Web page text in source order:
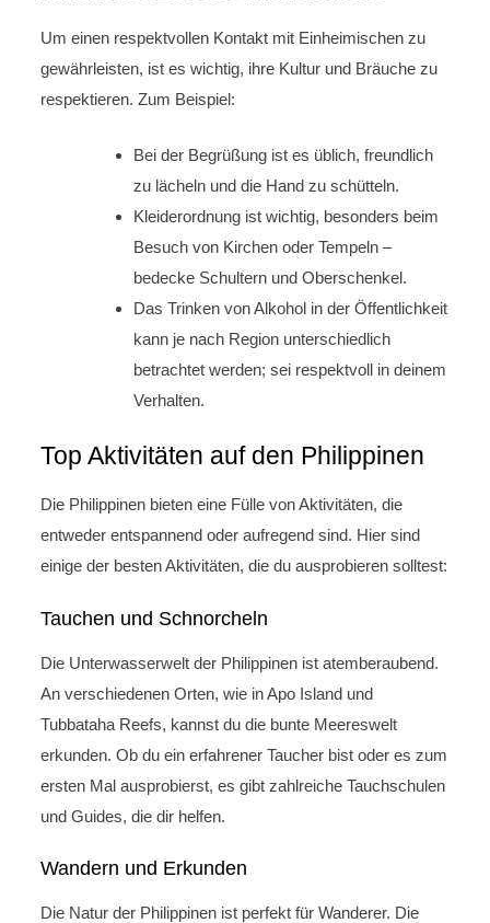
Um einen respektvollen Kontakt mit Einheimischen zu
gewährleisten, ist es wichtig, ihre Kultur und Bräuche zu
respektieren. Zum Beispiel:
Bei der Begrüßung ist es üblich, freundlich
zu lächeln und die Hand zu schütteln.
Kleiderordnung ist wichtig, besonders beim
Besuch von Kirchen oder Tempeln –
bedecke Schultern und Oberschenkel.
Das Trinken von Alkohol in der Öffentlichkeit
kann je nach Region unterschiedlich
betrachtet werden; sei respektvoll in deinem
Verhalten.
Top Aktivitäten auf den Philippinen
Die Philippinen bieten eine Fülle von Aktivitäten, die
entweder entspannend oder aufregend sind. Hier sind
einige der besten Aktivitäten, die du ausprobieren solltest:
Tauchen und Schnorcheln
Die Unterwasserwelt der Philippinen ist atemberaubend.
An verschiedenen Orten, wie in Apo Island und
Tubbataha Reefs, kannst du die bunte Meereswelt
erkunden. Ob du ein erfahrener Taucher bist oder es zum
ersten Mal ausprobierst, es gibt zahlreiche Tauchschulen
und Guides, die dir helfen.
Wandern und Erkunden
Die Natur der Philippinen ist perfekt für Wanderer. Die